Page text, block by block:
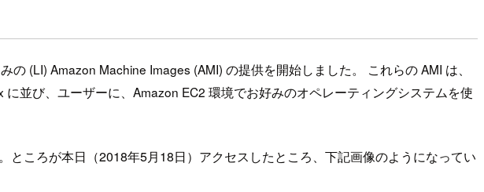
(LI) Amazon Machine Images (AMI) の提供を開始しました。 これらの AMI は、
並び、ユーザーに、Amazon EC2 環境でお好みのオペレーティングシステムを使
ころが本日（2018年5月18日）アクセスしたところ、下記画像のようになってい